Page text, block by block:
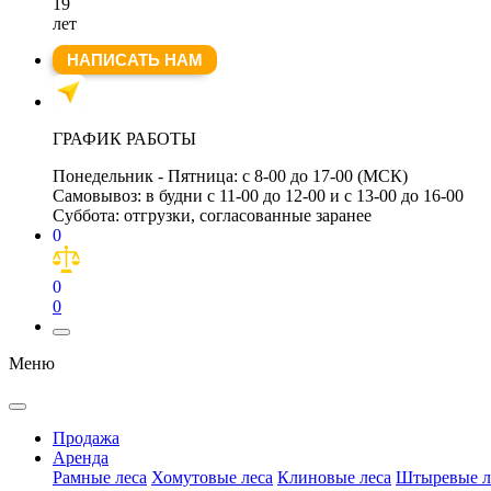
лет
НАПИСАТЬ НАМ
ГРАФИК РАБОТЫ
Понедельник - Пятница: с 8-00 до 17-00 (МСК)
Самовывоз: в будни с 11-00 до 12-00 и с 13-00 до 16-00
Суббота: отгрузки, согласованные заранее
0
0
0
Меню
Продажа
Аренда
Рамные леса Хомутовые леса Клиновые леса Штыревые